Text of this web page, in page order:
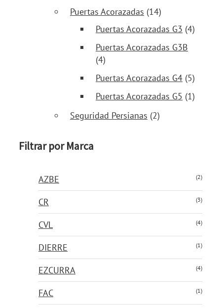
Puertas Acorazadas (14)
Puertas Acorazadas G3 (4)
Puertas Acorazadas G3B
(4)
Puertas Acorazadas G4 (5)
Puertas Acorazadas G5 (1)
Seguridad Persianas (2)
Filtrar por Marca
AZBE (2)
CR (3)
CVL (4)
DIERRE (1)
EZCURRA (4)
FAC (1)